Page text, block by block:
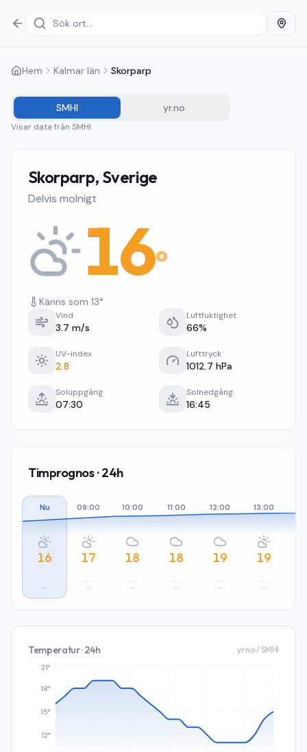
Hem Kalmar län Skorparp
SMHI yr.no
Visar data från SMHI
Skorparp, Sverige
Delvis molnigt
16°
Känns som 13°
Vind
3.7 m/s
Luftfuktighet
66%
UV-index
2.8
Lufttryck
1012.7 hPa
Soluppgång
07:30
Solnedgång
16:45
Timprognos · 24h
Nu
16
–
09:00
17
–
10:00
18
–
11:00
18
–
12:00
19
–
13:00
19
–
Temperatur · 24h yr.no / SMHI
12°
15°
18°
21°